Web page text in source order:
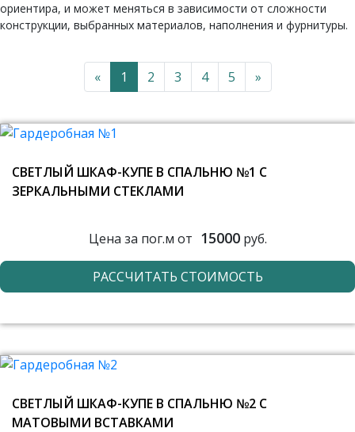
ориентира, и может меняться в зависимости от сложности
конструкции, выбранных материалов, наполнения и фурнитуры.
« 1 2 3 4 5 »
СВЕТЛЫЙ ШКАФ-КУПЕ В СПАЛЬНЮ №1 С
ЗЕРКАЛЬНЫМИ СТЕКЛАМИ
Цена за пог.м от 15000руб.
РАССЧИТАТЬ СТОИМОСТЬ
СВЕТЛЫЙ ШКАФ-КУПЕ В СПАЛЬНЮ №2 С
МАТОВЫМИ ВСТАВКАМИ